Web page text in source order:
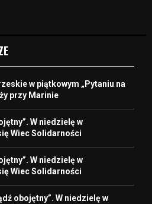
w piątkowym „Pytaniu na
przy Marinie
W niedzielę w
Wiec Solidarności
W niedzielę w
Wiec Solidarności
obojętny”. W niedzielę w